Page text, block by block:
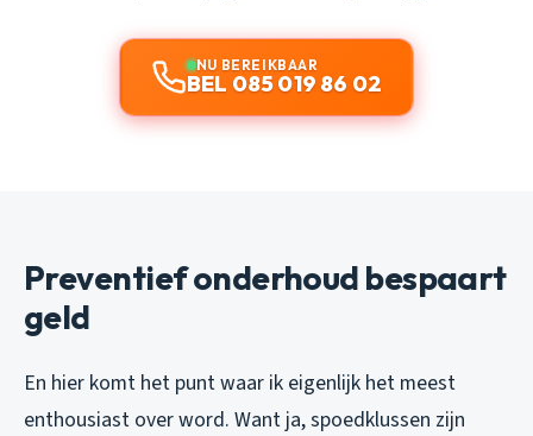
NU BEREIKBAAR
BEL 085 019 86 02
Preventief onderhoud bespaart
geld
En hier komt het punt waar ik eigenlijk het meest
enthousiast over word. Want ja, spoedklussen zijn